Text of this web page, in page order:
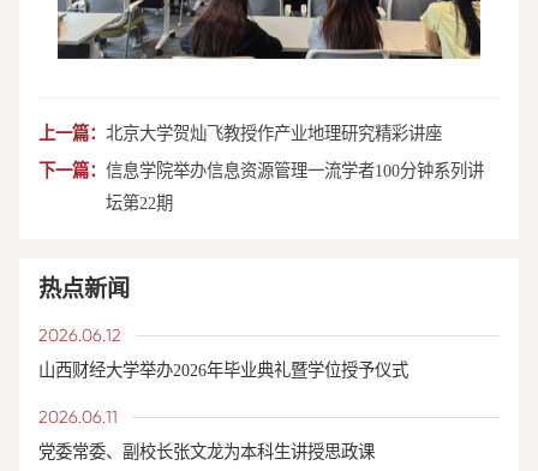
上一篇： 北京大学贺灿飞教授作产业地理研究精彩讲座
下一篇： 信息学院举办信息资源管理一流学者100分钟系列讲
坛第22期
热点新闻
2026.06.12
山西财经大学举办2026年毕业典礼暨学位授予仪式
2026.06.11
党委常委、副校长张文龙为本科生讲授思政课